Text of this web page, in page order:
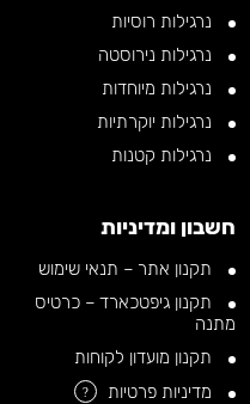
נרגילות רוסיות
נרגילות נירוסטה
נרגילות מיוחדות
נרגילות יוקרתיות
נרגילות קטנות
חשבון ומדיניות
תקנון אתר – תנאי שימוש
תקנון גיפטכארד – כרטיס
מתנה
תקנון מועדון לקוחות
מדיניות פרטיות
?